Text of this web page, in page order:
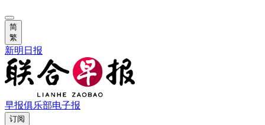
简
繁
新明日报
早报俱乐部电子报
订阅